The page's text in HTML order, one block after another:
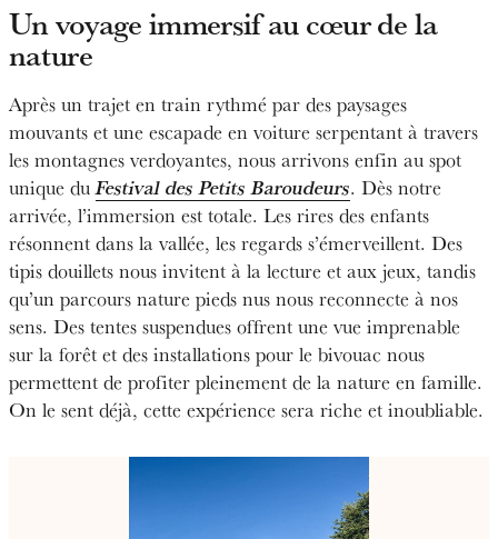
Un voyage immersif au cœur de la
nature
Après un trajet en train rythmé par des paysages
mouvants et une escapade en voiture serpentant à travers
les montagnes verdoyantes, nous arrivons enfin au spot
unique duFestival des Petits Baroudeurs. Dès notre
arrivée, l’immersion est totale. Les rires des enfants
résonnent dans la vallée, les regards s’émerveillent. Des
tipis douillets nous invitent à la lecture et aux jeux, tandis
qu’un parcours nature pieds nus nous reconnecte à nos
sens. Des tentes suspendues offrent une vue imprenable
sur la forêt et des installations pour le bivouac nous
permettent de profiter pleinement de la nature en famille.
On le sent déjà, cette expérience sera riche et inoubliable.